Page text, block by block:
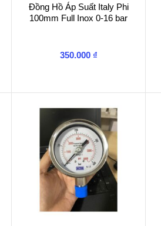
Đồng Hồ Áp Suất Italy Phi
100mm Full Inox 0-16 bar
350.000 ₫